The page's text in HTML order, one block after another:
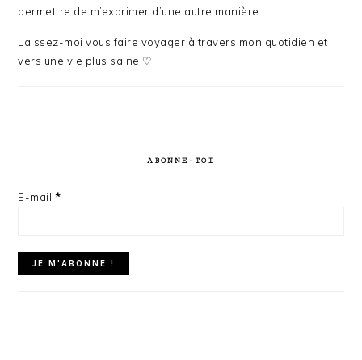
permettre de m’exprimer d’une autre manière.
Laissez-moi vous faire voyager à travers mon quotidien et
vers une vie plus saine ♡
ABONNE-TOI
E-mail *